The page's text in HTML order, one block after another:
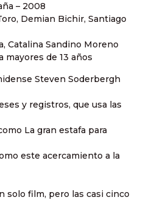
– 2008
Demian Bichir, Santiago
Catalina Sandino Moreno
mayores de 13 años
Steven Soderbergh
y registros, que usa las
La gran estafa para
este acercamiento a la
solo film, pero las casi cinco